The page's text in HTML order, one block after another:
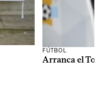
FÚTBOL
Arranca el